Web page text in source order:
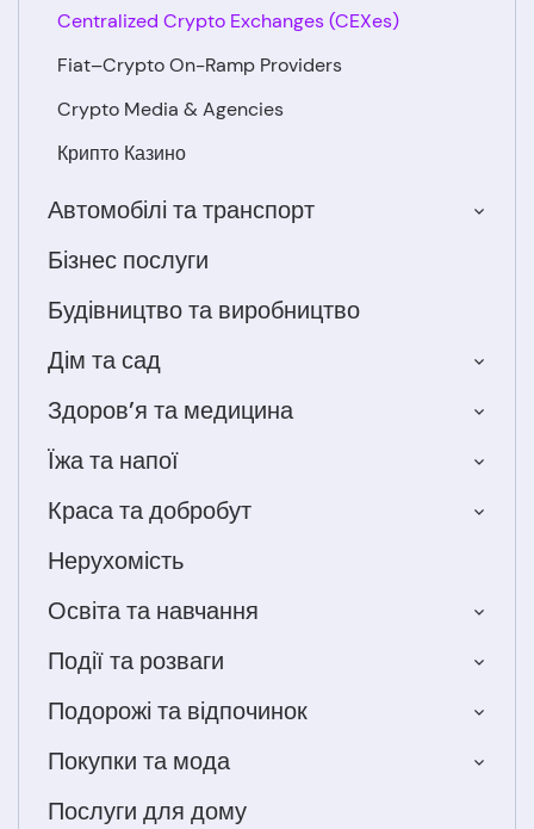
Автомобілі та транспорт
Бізнес послуги
Будівництво та виробництво
Дім та сад
Здоров’я та медицина
Їжа та напої
Краса та добробут
Нерухомість
Освіта та навчання
Події та розваги
Подорожі та відпочинок
Покупки та мода
Centralized Crypto Exchanges (CEXes)
Fiat–Crypto On-Ramp Providers
Crypto Media & Agencies
Крипто Казино
Послуги для дому